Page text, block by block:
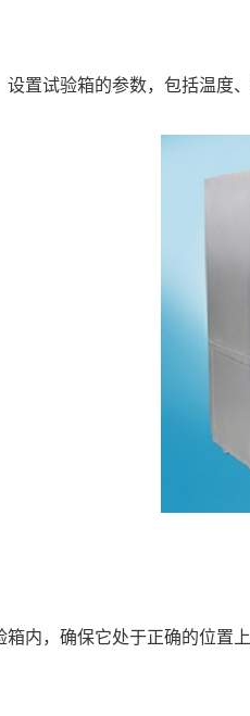
试验箱的参数，包括温度、
，确保它处于正确的位置上